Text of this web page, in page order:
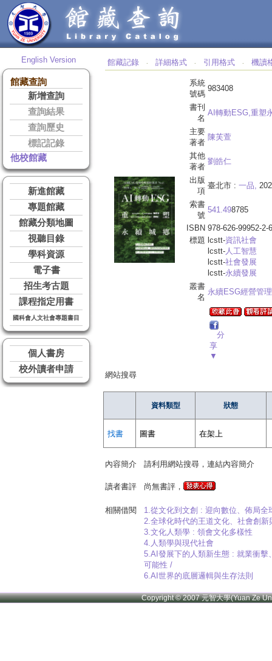
English Version
館藏查詢
新增查詢
查詢結果
查詢歷史
標記記錄
他校館藏
新進館藏
專題館藏
館藏分類地圖
視聽目錄
學科資源
電子書
招生考古題
課程指定用書
國科會人文社會專題書目
個人書房
校外讀者申請
館藏記錄 ‧ 詳細格式 ‧ 引用格式 ‧ 機讀
系統
號碼
983408
書刊
名
AI轉動ESG,重塑
主要
著者
陳芙萱
其他
著者
劉皓仁
出版
項
臺北市 : 一品,
索書
號
541.498785
ISBN 978-626-99952-2-6
標題 lcstt-資訊社會
lcstt-人工智慧
lcstt-社會發展
lcstt-永續發展
叢書
名
永續ESG經營管
分
享
▼
網站搜尋
資料類型 狀態
找書 圖書 在架上
內容簡介 請利用網站搜尋，連結內容簡介
讀者書評 尚無書評，
相關借閱
1.從文化到文創 : 迎向數位、佈局全
2.全球化時代的王道文化、社會創新
3.文化人類學 : 領會文化多樣性
4.人類學與現代社會
5.AI發展下的人類新生態 : 就業衝
可能性 /
6.AI世界的底層邏輯與生存法則
Copyright © 2007 元智大學(Yuan Ze